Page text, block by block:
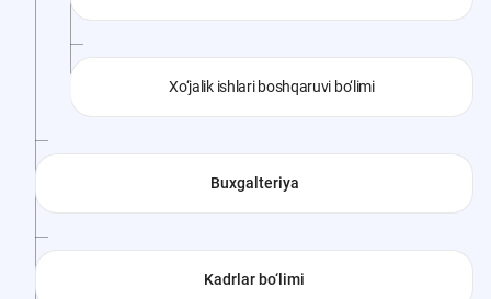
Xo‘jalik ishlari boshqaruvi bo‘limi
Buxgalteriya
Kadrlar bo‘limi